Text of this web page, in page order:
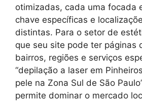
otimizadas, cada uma focada
chave específicas e
distintas. Para o setor de
que seu site pode ter páginas
bairros, regiões e serviços
“depilação a laser em
pele na Zona Sul de São
permite dominar o mercado